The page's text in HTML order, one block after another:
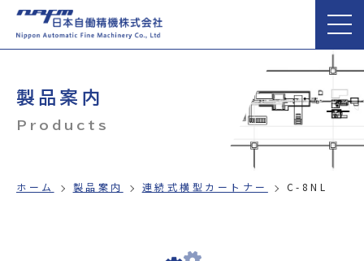
製品案内
Products
ホーム 製品案内 連続式横型カートナー C-8NL